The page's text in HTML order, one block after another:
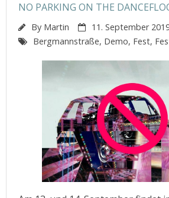
NO PARKING ON THE
By Martin 11. September
Bergmannstraße, Demo, Fest,